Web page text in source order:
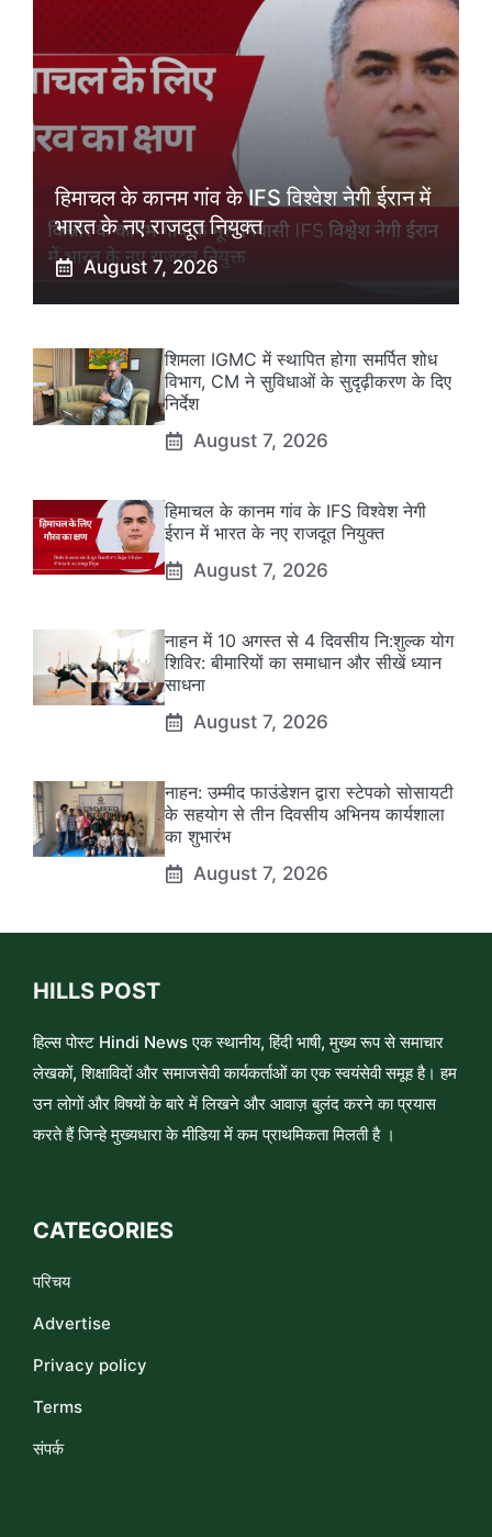
हिमाचल के कानम गांव के IFS विश्वेश नेगी ईरान में
भारत के नए राजदूत नियुक्त
August 7, 2026
शिमला IGMC में स्थापित होगा समर्पित शोध
विभाग, CM ने सुविधाओं के सुदृढ़ीकरण के दिए
निर्देश
August 7, 2026
हिमाचल के कानम गांव के IFS विश्वेश नेगी
ईरान में भारत के नए राजदूत नियुक्त
August 7, 2026
नाहन में 10 अगस्त से 4 दिवसीय नि:शुल्क योग
शिविर: बीमारियों का समाधान और सीखें ध्यान
साधना
August 7, 2026
नाहन: उम्मीद फाउंडेशन द्वारा स्टेपको सोसायटी
के सहयोग से तीन दिवसीय अभिनय कार्यशाला
का शुभारंभ
August 7, 2026
HILLS POST
हिल्स पोस्ट Hindi News एक स्थानीय, हिंदी भाषी, मुख्य रूप से समाचार
लेखकों, शिक्षाविदों और समाजसेवी कार्यकर्ताओं का एक स्वयंसेवी समूह है। हम
उन लोगों और विषयों के बारे में लिखने और आवाज़ बुलंद करने का प्रयास
करते हैं जिन्हे मुख्यधारा के मीडिया में कम प्राथमिकता मिलती है ।
CATEGORIES
परिचय
Advertise
Privacy policy
Terms
संपर्क